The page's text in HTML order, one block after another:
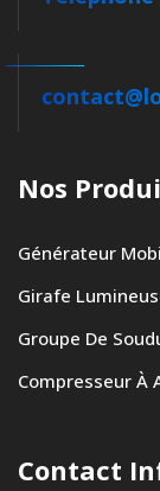
Nos
Générateur
Girafe
Groupe De
Compresseur À
Contact